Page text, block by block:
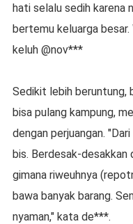
hati selalu sedih karena
bertemu keluarga besar.
keluh @nov***
Sedikit lebih beruntung,
bisa pulang kampung,
dengan perjuangan.
bis. Berdesak-desakkan
gimana riweuhnya
bawa banyak barang.
nyaman," kata de***.